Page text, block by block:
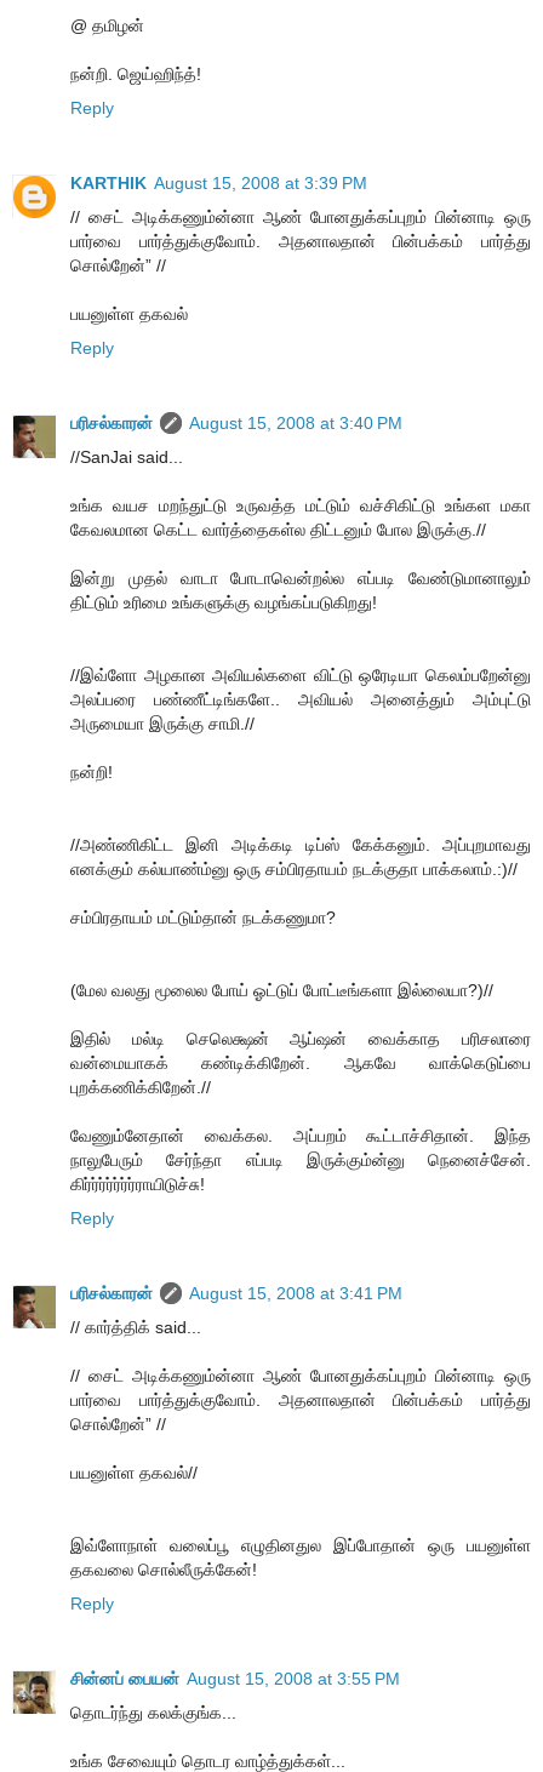
@ தமிழன்
நன்றி. ஜெய்ஹிந்த்!
Reply
KARTHIK August 15, 2008 at 3:39 PM
// சைட் அடிக்கணும்ன்னா ஆண் போனதுக்கப்புறம் பின்னாடி ஒரு
பார்வை பார்த்துக்குவோம். அதனாலதான் பின்பக்கம் பார்த்து
சொல்றேன்” //
பயனுள்ள தகவல்
Reply
பரிசல்காரன்
August 15, 2008 at 3:40 PM
//SanJai said...
உங்க வயச மறந்துட்டு உருவத்த மட்டும் வச்சிகிட்டு உங்கள மகா
கேவலமான கெட்ட வார்த்தைகள்ல திட்டனும் போல இருக்கு.//
இன்று முதல் வாடா போடாவென்றல்ல எப்படி வேண்டுமானாலும்
திட்டும் உரிமை உங்களுக்கு வழங்கப்படுகிறது!
//இவ்ளோ அழகான அவியல்களை விட்டு ஒரேடியா கெலம்பறேன்னு
அலப்பரை பண்ணீட்டிங்களே.. அவியல் அனைத்தும் அம்புட்டு
அருமையா இருக்கு சாமி.//
நன்றி!
//அண்ணிகிட்ட இனி அடிக்கடி டிப்ஸ் கேக்கனும். அப்புறமாவது
எனக்கும் கல்யாண்ம்னு ஒரு சம்பிரதாயம் நடக்குதா பாக்கலாம்.:)//
சம்பிரதாயம் மட்டும்தான் நடக்கணுமா?
(மேல வலது மூலைல போய் ஓட்டுப் போட்டீங்களா இல்லையா?)//
இதில் மல்டி செலெக்ஷன் ஆப்ஷன் வைக்காத பரிசலாரை
வன்மையாகக் கண்டிக்கிறேன். ஆகவே வாக்கெடுப்பை
புறக்கணிக்கிறேன்.//
வேணும்னேதான் வைக்கல. அப்பறம் கூட்டாச்சிதான். இந்த
நாலுபேரும் சேர்ந்தா எப்படி இருக்கும்ன்னு நெனைச்சேன்.
கிர்ர்ர்ர்ர்ர்ர்ராயிடுச்சு!
Reply
பரிசல்காரன்
August 15, 2008 at 3:41 PM
// கார்த்திக் said...
// சைட் அடிக்கணும்ன்னா ஆண் போனதுக்கப்புறம் பின்னாடி ஒரு
பார்வை பார்த்துக்குவோம். அதனாலதான் பின்பக்கம் பார்த்து
சொல்றேன்” //
பயனுள்ள தகவல்//
இவ்ளோநாள் வலைப்பூ எழுதினதுல இப்போதான் ஒரு பயனுள்ள
தகவலை சொல்லீருக்கேன்!
Reply
சின்னப் பையன் August 15, 2008 at 3:55 PM
தொடர்ந்து கலக்குங்க...
உங்க சேவையும் தொடர வாழ்த்துக்கள்...